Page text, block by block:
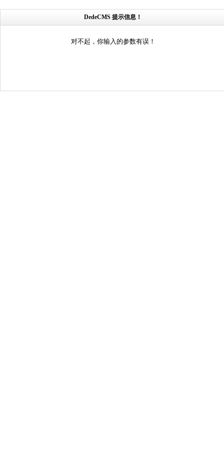
DedeCMS 提示信息！
对不起，你输入的参数有误！